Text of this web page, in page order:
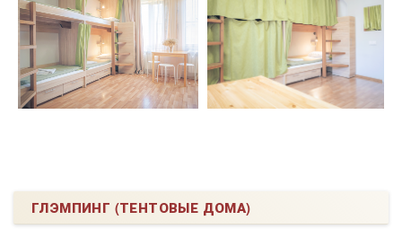
ГЛЭМПИНГ (ТЕНТОВЫЕ ДОМА)